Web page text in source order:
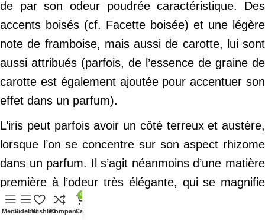
de par son odeur poudrée caractéristique. Des
accents boisés (cf. Facette boisée) et une légère
note de framboise, mais aussi de carotte, lui sont
aussi attribués (parfois, de l’essence de graine de
carotte est également ajoutée pour accentuer son
effet dans un parfum).
L’iris peut parfois avoir un côté terreux et austère,
lorsque l’on se concentre sur son aspect rhizome
dans un parfum. Il s’agit néanmoins d’une matière
première à l’odeur très élégante, qui se magnifie
sur la peau.
MenuSidebarWishlistCompare
0
Cart